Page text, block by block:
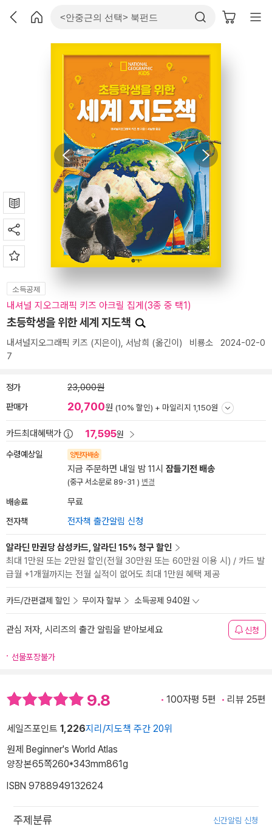
소득공제
내셔널 지오그래픽 키즈 아크릴 집게(3종 중 택1)
초등학생을 위한 세계 지도책
내셔널지오그래픽 키즈 (지은이), 서남희 (옮긴이) 비룡소 2024-02-0
7
정가 23,000원
판매가 20,700원 (10% 할인) + 마일리지 1,150원
카드최대혜택가 17,595원
수령예상일 양탄자배송
지금 주문하면 내일 밤 11시 잠들기전 배송
(중구 서소문로 89-31 ) 변경
배송료 무료
전자책 전자책 출간알림 신청
알라딘 만권당 삼성카드, 알라딘 15% 청구 할인
최대 1만원 또는 2만원 할인(전월 30만원 또는 60만원 이용 시) / 카드 발
급월 +1개월까지는 전월 실적이 없어도 최대 1만원 혜택 제공
카드/간편결제 할인 무이자 할부 소득공제 940원
관심 저자, 시리즈의 출간 알림을 받아보세요 신청
선물포장불가
9.8 100자평 5편 리뷰 25편
세일즈포인트 1,226지리/지도책 주간 20위
원제 Beginner's World Atlas
양장본65쪽260*343mm861g
ISBN 9788949132624
주제분류 신간알림 신청